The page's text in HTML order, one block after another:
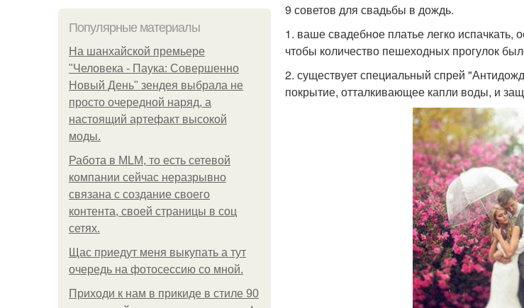
Популярные материалы
На шанхайской премьере
"Человека - Паука: Совершенно
Новый День" зендея выбрала не
просто очередной наряд, а
настоящий артефакт высокой
моды.
Работа в MLM, то есть сетевой
компании сейчас неразрывно
связана с создание своего
контента, своей страницы в соц
сетях.
Щас приедут меня выкупать а тут
очередь на фотосессию со мной.
Приходи к нам в прикиде в стиле 90
9 советов для свадьбы в дождь.
1. ваше свадебное платье легко
чтобы количество пешеходных прогулок
2. существует специальный спрей
покрытие, отталкивающее капли воды, и